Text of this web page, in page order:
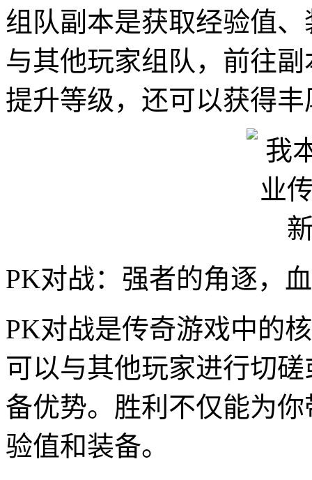
组队副本是获取经验值
与其他玩家组队，前往
提升等级，还可以获得
PK对战：强者的角逐，
PK对战是传奇游戏中的
可以与其他玩家进行切
备优势。胜利不仅能为
验值和装备。